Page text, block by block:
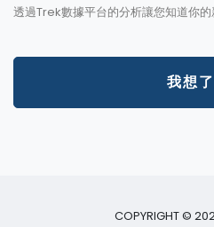
透過Trek數據平台的分析讓您知道你
我想
COPYRIGHT ©